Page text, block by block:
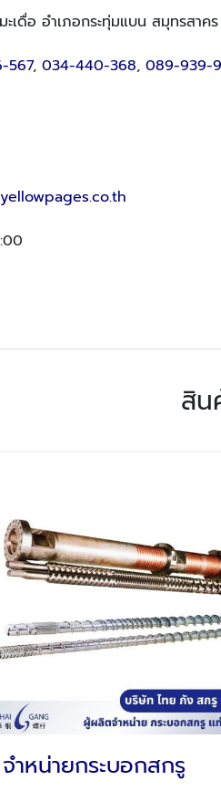
ดื่อ อำเภอกระทุ่มแบน สมุทรสาคร
567, 034-440-368, 089-939-
สิน
จำหน่ายกระบอกสกรู